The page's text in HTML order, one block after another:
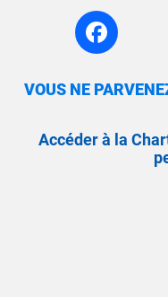
VOUS NE
Accéder à la